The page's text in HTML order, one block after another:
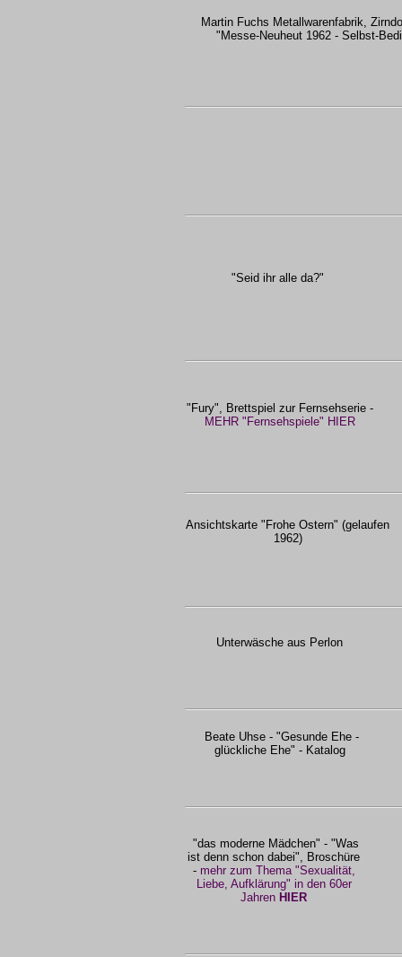
Martin Fuchs Metallwarenfabrik,
"Messe-Neuheut 1962 - Selbst-
"Seid ihr alle da?"
"Fury", Brettspiel zur Fernsehserie -
MEHR "Fernsehspiele" HIER
Ansichtskarte "Frohe Ostern" (gelaufen
1962)
Unterwäsche aus Perlon
Beate Uhse - "Gesunde Ehe -
glückliche Ehe" - Katalog
"das moderne Mädchen" - "Was
ist denn schon dabei", Broschüre
- mehr zum Thema "Sexualität,
Liebe, Aufklärung" in den 60er
Jahren HIER